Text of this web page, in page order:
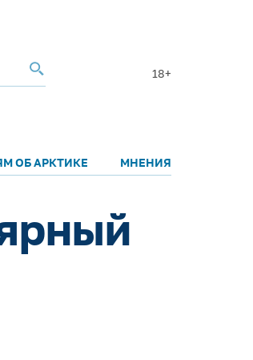
18+
ОБ АРКТИКЕ МНЕНИЯ